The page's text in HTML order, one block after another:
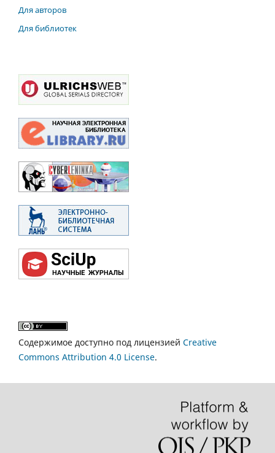
Для авторов
Для библиотек
Содержимое доступно под лицензией Creative
Commons Attribution 4.0 License.